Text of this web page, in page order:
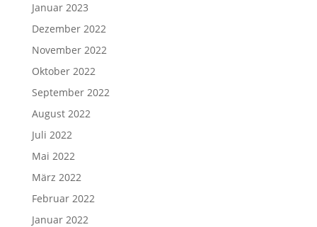
Januar 2023
Dezember 2022
November 2022
Oktober 2022
September 2022
August 2022
Juli 2022
Mai 2022
März 2022
Februar 2022
Januar 2022